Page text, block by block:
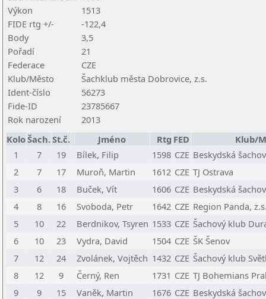
Výkon
1513
FIDE rtg +/-
-122,4
Body
3,5
Pořadí
21
Federace
CZE
Klub/Město
Šachklub města Dobrovice, z.s.
Ident-číslo
56273
Fide-ID
23785667
Rok narození
2013
KoloŠach.St.č. Jméno Rtg FED
Klub/
1
7 19 Bílek, Filip 1598 CZE Beskydská
2
7 17 Muroň, Martin 1612 CZE TJ Ostrava
3
6 18 Buček, Vít 1606 CZE Beskydská
4
8 16 Svoboda, Petr 1642 CZE Region Panda,
5
10 22 Berdnikov, Tsyren 1533 CZE Šachový klub
6
10 23 Vydra, David 1504 CZE ŠK Šenov
7
12 24 Zvolánek, Vojtěch 1432 CZE Šachový klub
8
12 9 Černý, Ren 1731 CZE TJ Bohemians
9
9 15 Vaněk, Martin 1676 CZE Beskydská